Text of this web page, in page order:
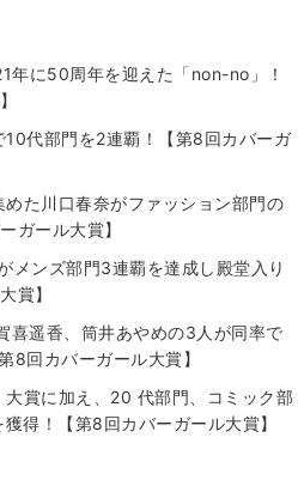
年に50周年を迎えた「non-no」！
代部門を2連覇！【第8回カバーガ
た川口春奈がファッション部門の
ガール大賞】
メンズ部門3連覇を達成し殿堂入り
賞】
喜遥香、筒井あやめの3人が同率で
8回カバーガール大賞】
賞に加え、20 代部門、コミック部
得！【第8回カバーガール大賞】